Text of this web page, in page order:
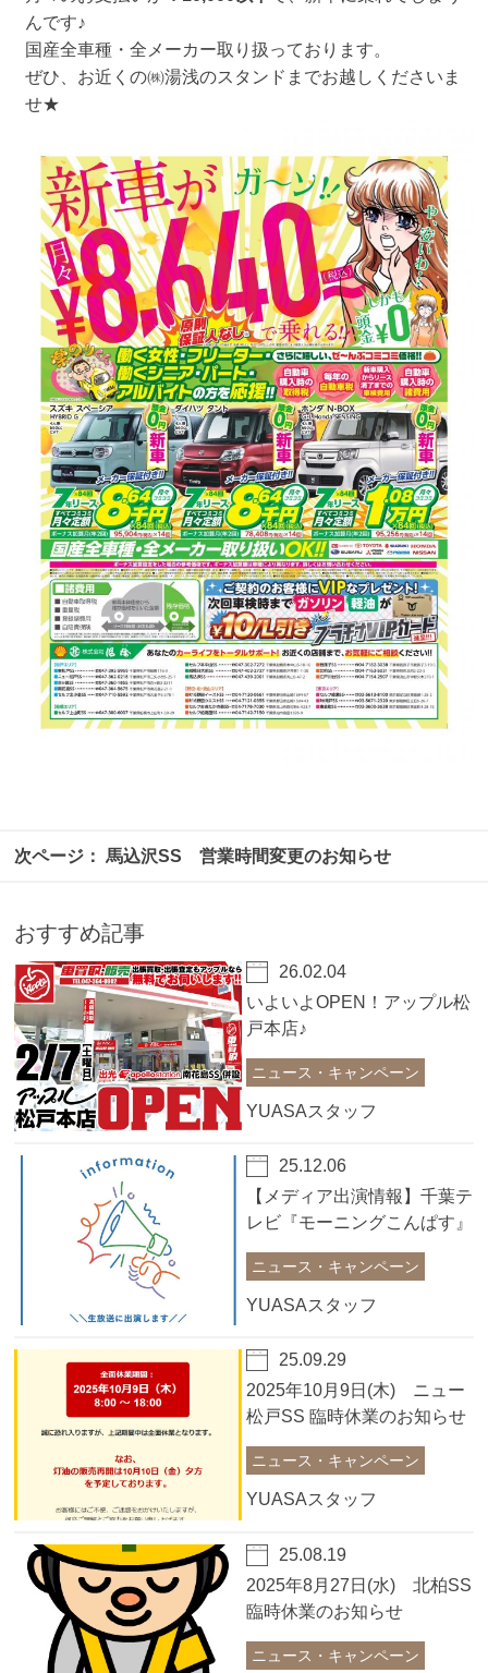
んです♪
国産全車種・全メーカー取り扱っております。
ぜひ、お近くの㈱湯浅のスタンドまでお越しくださいま
せ★
馬込沢SS 営業時間変更のお知らせ
おすすめ記事
26.02.04
いよいよOPEN！アップル松
戸本店♪
ニュース・キャンペーン
YUASAスタッフ
25.12.06
【メディア出演情報】千葉テ
レビ『モーニングこんぱす』
に出演しました！
ニュース・キャンペーン
YUASAスタッフ
25.09.29
2025年10月9日(木) ニュー
松戸SS 臨時休業のお知らせ
ニュース・キャンペーン
YUASAスタッフ
25.08.19
2025年8月27日(水) 北柏SS
臨時休業のお知らせ
ニュース・キャンペーン